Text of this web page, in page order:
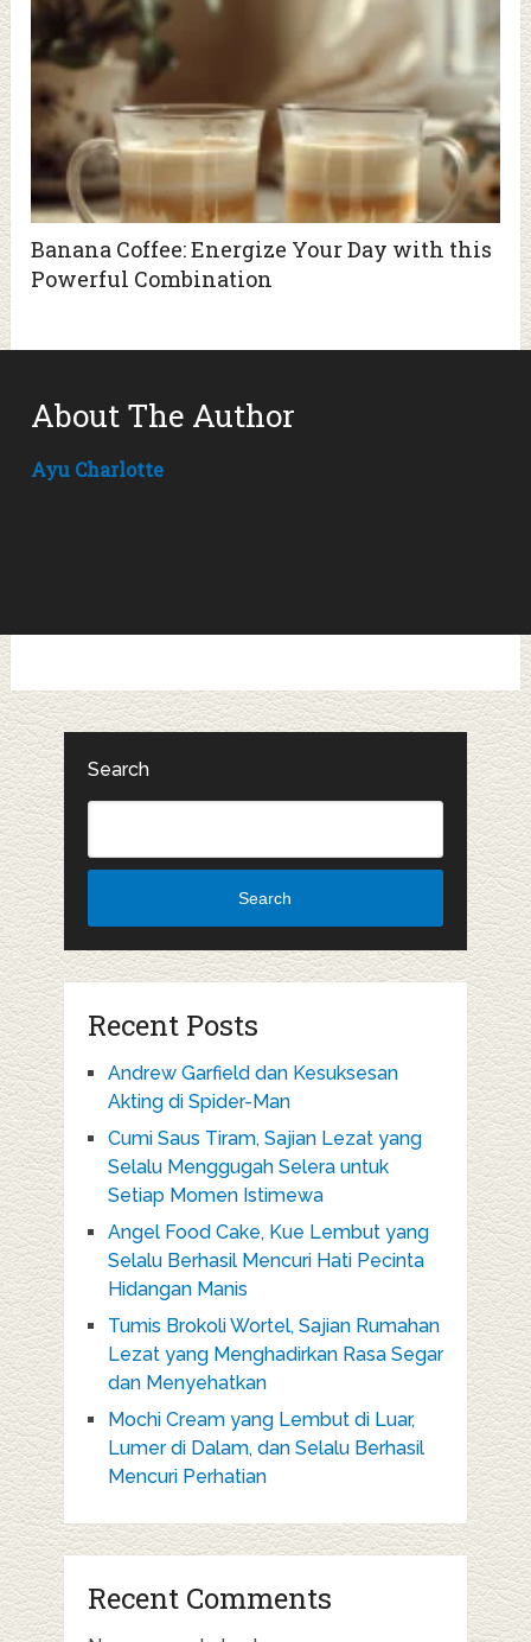
Banana Coffee: Energize Your Day with this
Powerful Combination
About The Author
Ayu Charlotte
Search
Search
Recent Posts
Andrew Garfield dan Kesuksesan
Akting di Spider-Man
Cumi Saus Tiram, Sajian Lezat yang
Selalu Menggugah Selera untuk
Setiap Momen Istimewa
Angel Food Cake, Kue Lembut yang
Selalu Berhasil Mencuri Hati Pecinta
Hidangan Manis
Tumis Brokoli Wortel, Sajian Rumahan
Lezat yang Menghadirkan Rasa Segar
dan Menyehatkan
Mochi Cream yang Lembut di Luar,
Lumer di Dalam, dan Selalu Berhasil
Mencuri Perhatian
Recent Comments